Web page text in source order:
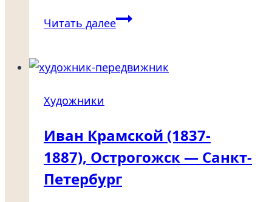
Читать далееАлександр
1960),
—
Художники
Иван Крамской (1837-
1887), Острогожск — Санкт-
Петербург